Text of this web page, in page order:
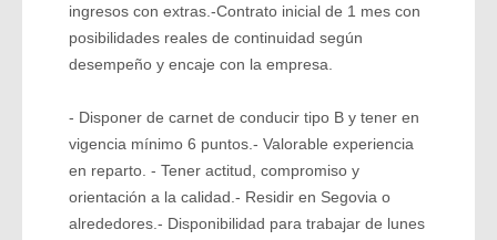
ingresos con extras.-Contrato inicial de 1 mes con
posibilidades reales de continuidad según
desempeño y encaje con la empresa.
- Disponer de carnet de conducir tipo B y tener en
vigencia mínimo 6 puntos.- Valorable experiencia
en reparto. - Tener actitud, compromiso y
orientación a la calidad.- Residir en Segovia o
alrededores.- Disponibilidad para trabajar de lunes